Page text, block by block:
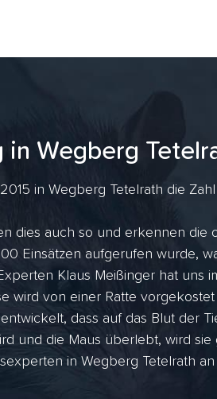
in Wegberg
in Wegberg Tetelrath die
dies auch so und erkennen die
Einsätzen aufgerufen wurde,
Klaus Meißinger hat uns
wird von einer Ratte
dass auf das Blut der
und die Maus überlebt, wird sie
in Wegberg Tetelrath